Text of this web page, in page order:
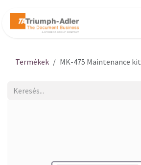
Termékek MK-475 Maintenance kit